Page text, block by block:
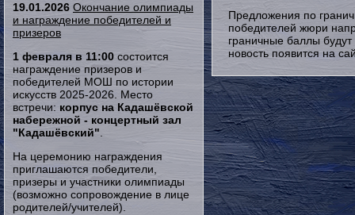
19.01.2026 Окончание олимпиады
и награждение победителей и
призеров
1 февраля в 11:00 состоится
награждение призеров и
победителей МОШ по истории
искусств 2025-2026. Место
встречи: корпус на Кадашёвской
набережной - концертный зал
"Кадашёвский"
На церемонию награждения
приглашаются победители,
призеры и участники олимпиады
(возможно сопровождение в лице
родителей/учителей).
Предложения по
победителей жюри
граничные баллы
новость появится на